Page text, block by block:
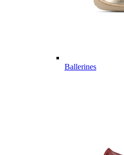
Ballerines